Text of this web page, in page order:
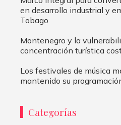
en desarrollo industrial y
Tobago
Montenegro y la
concentración turística
Los festivales de música
mantenido su
Categorías